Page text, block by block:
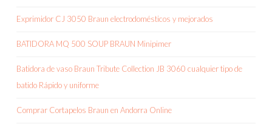
Exprimidor CJ 3050 Braun electrodomésticos y mejorados
BATIDORA MQ 500 SOUP BRAUN Minipimer
Batidora de vaso Braun Tribute Collection JB 3060 cualquier tipo de
batido Rápido y uniforme
Comprar Cortapelos Braun en Andorra Online